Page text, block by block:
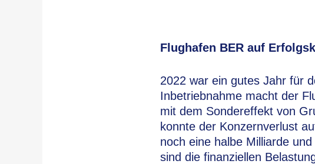
Flughafen BER auf
2022 war ein gutes Jahr für
Inbetriebnahme macht der
mit dem Sondereffekt von
konnte der Konzernverlust
noch eine halbe Milliarde
sind die finanziellen